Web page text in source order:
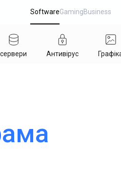
SoftwareGamingBusiness
сервери Антивірус